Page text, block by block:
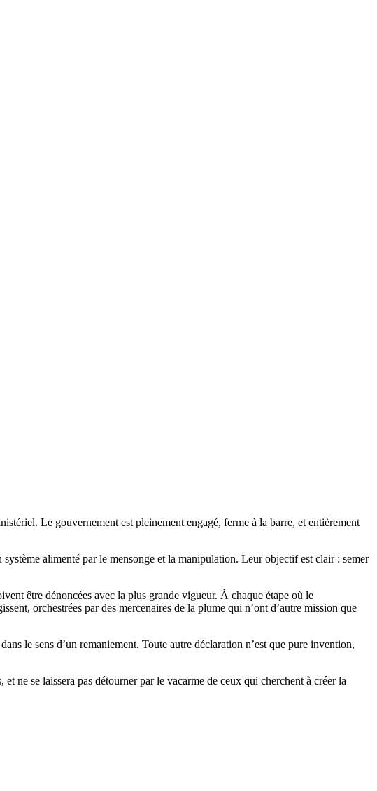
Le gouvernement est pleinement engagé, ferme à la barre, et entièrement
alimenté par le mensonge et la manipulation. Leur objectif est clair : semer
être dénoncées avec la plus grande vigueur. À chaque étape où le
orchestrées par des mercenaires de la plume qui n’ont d’autre mission que
le sens d’un remaniement. Toute autre déclaration n’est que pure invention,
ne se laissera pas détourner par le vacarme de ceux qui cherchent à créer la